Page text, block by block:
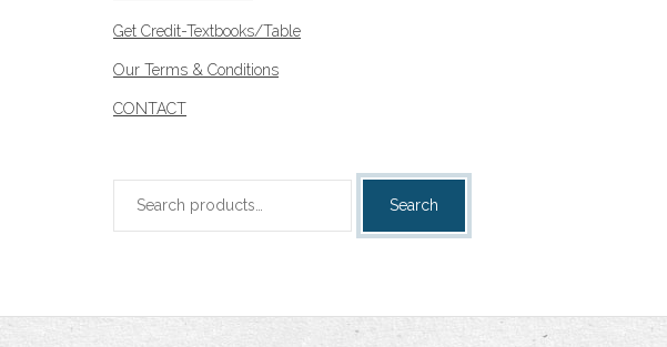
Get Credit-Textbooks/Table
Our Terms & Conditions
CONTACT
Search
Search